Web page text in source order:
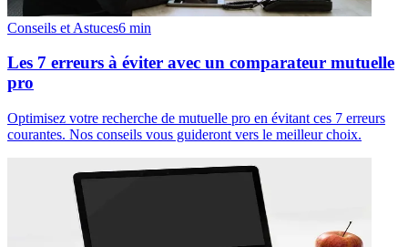
Conseils et Astuces6 min
Les 7 erreurs à éviter avec un comparateur mutuelle
pro
Optimisez votre recherche de mutuelle pro en évitant ces 7 erreurs
courantes. Nos conseils vous guideront vers le meilleur choix.